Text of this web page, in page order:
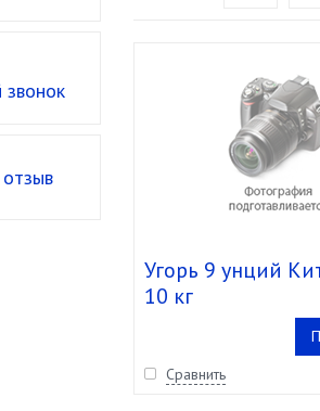
Угорь 9 унций
10 кг
Сравнить